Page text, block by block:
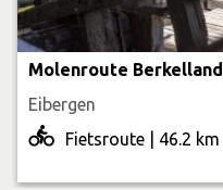
Molenroute Berkelland
Eibergen
Fietsroute | 46.2 km